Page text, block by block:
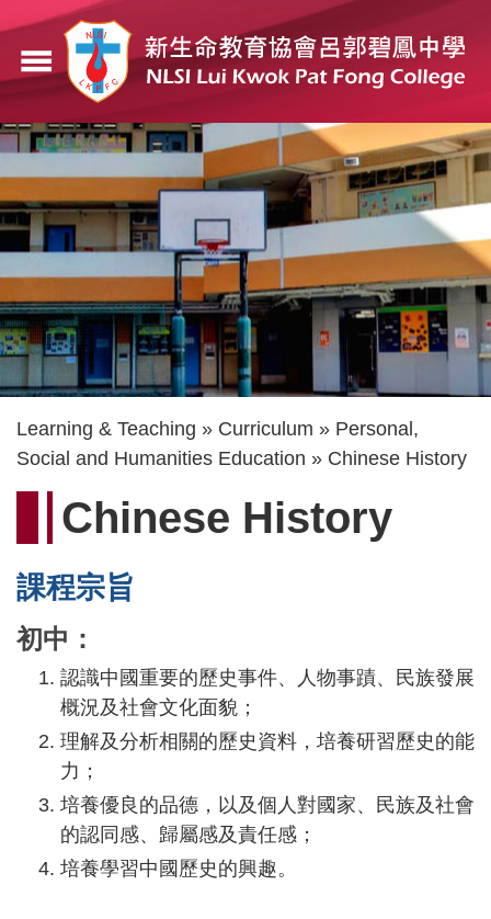
main
content
menu
Breadcrumb
Learning & Teaching Curriculum
Personal,
Social and Humanities Education
Chinese History
Chinese History
課程宗旨
初中：
認識中國重要的歷史事件、人物事蹟、民族發展
概況及社會文化面貌；
理解及分析相關的歷史資料，培養研習歷史的能
力；
培養優良的品德，以及個人對國家、民族及社會
的認同感、歸屬感及責任感；
培養學習中國歷史的興趣。